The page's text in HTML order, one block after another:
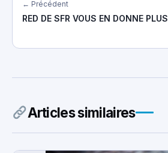
← Précédent
RED DE SFR VOUS EN DONNE PLUS
Articles similaires